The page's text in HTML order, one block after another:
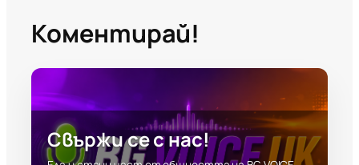
Коментирай!
Свържи се с нас!